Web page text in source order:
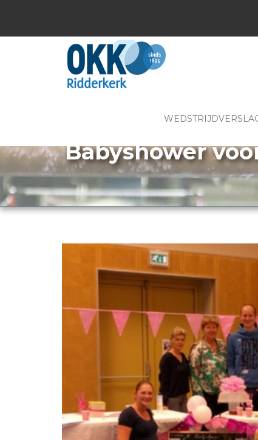
Babyshower